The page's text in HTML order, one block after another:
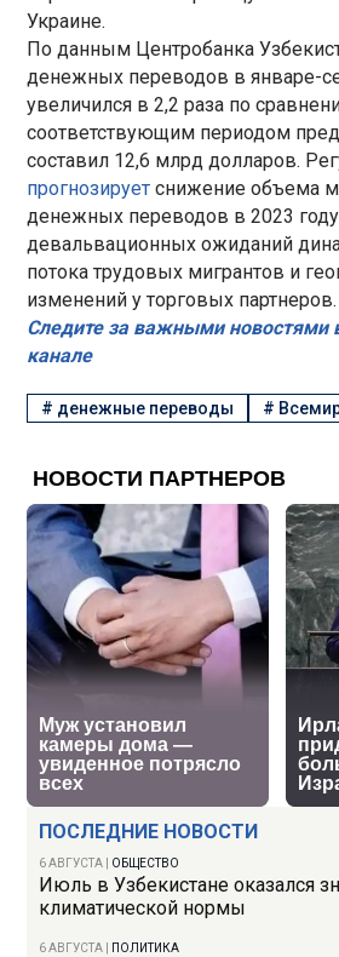
ПОСЛЕДНИЕ НОВОСТИ
6 АВГУСТА ОБЩЕСТВО
Июль в Узбекистане оказался
климатической нормы
6 АВГУСТА ПОЛИТИКА
Украине.
По данным Центробанка
денежных переводов в январе-
увеличился в 2,2 раза по
соответствующим периодом
составил 12,6 млрд долларов.
прогнозирует снижение объема
денежных переводов в 2023
девальвационных ожиданий
потока трудовых мигрантов и
изменений у торговых партнеров.
Следите за важными новостями
канале
# денежные переводы #